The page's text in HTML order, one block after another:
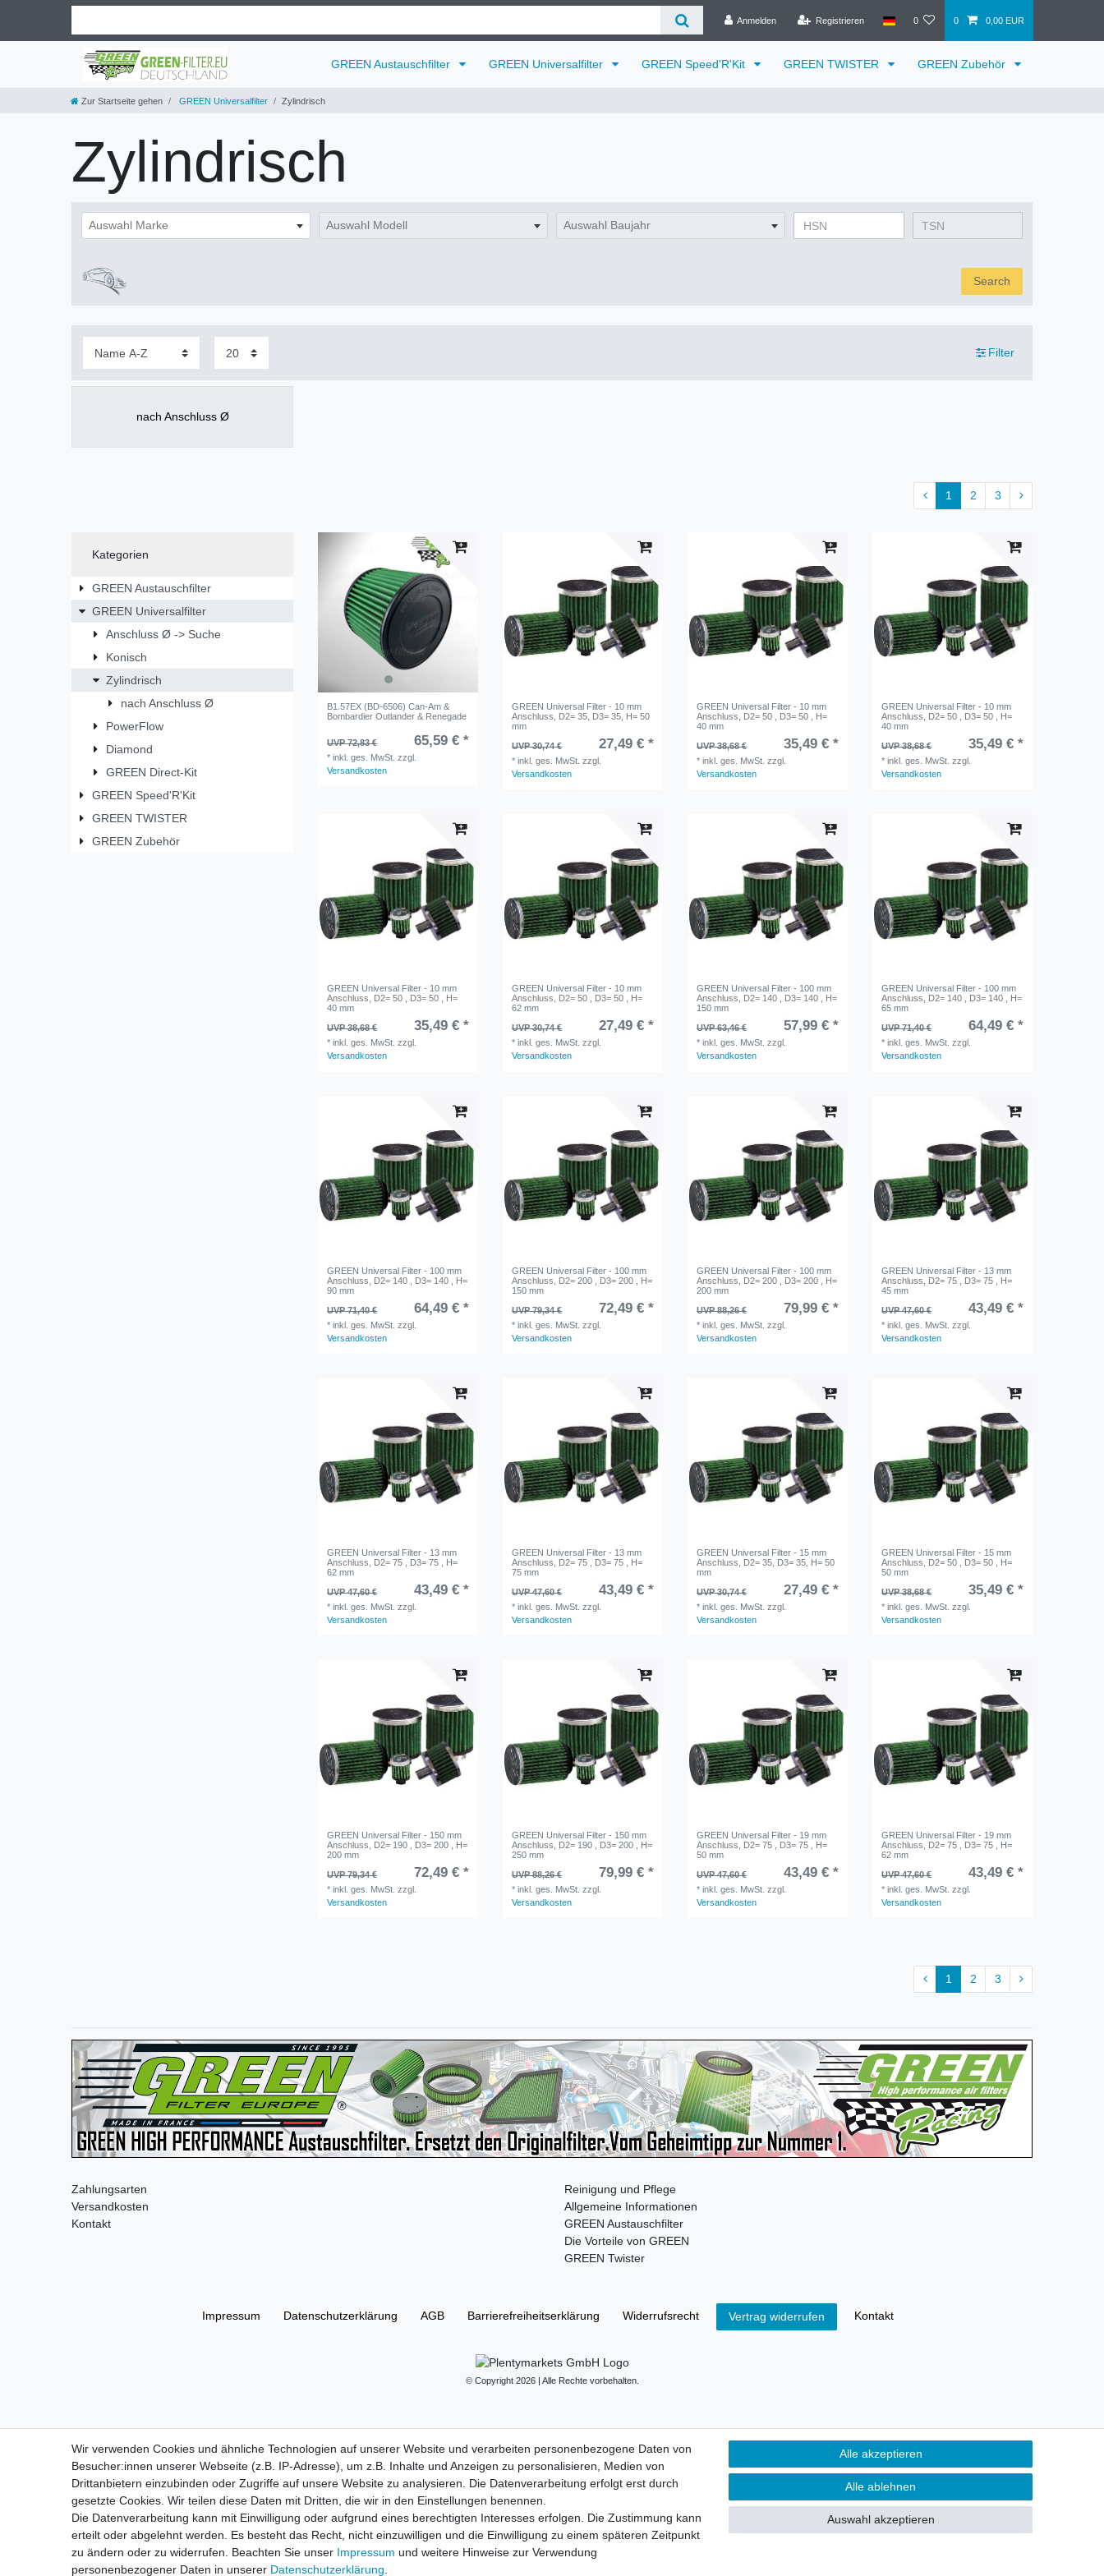
Anmelden Registrieren 0 0 0,00 EUR
GREEN Austauschfilter GREEN Universalfilter GREEN Speed'R'Kit GREEN TWISTER GREEN Zubehör
Zur Startseite gehen GREEN Universalfilter Zylindrisch
Zylindrisch
Auswahl Marke Auswahl Modell Auswahl Baujahr
Search
Filter
nach Anschluss Ø
1 2 3
Kategorien
GREEN Austauschfilter
GREEN Universalfilter
Anschluss Ø -> Suche
Konisch
Zylindrisch
nach Anschluss Ø
PowerFlow
Diamond
GREEN Direct-Kit
GREEN Speed'R'Kit
GREEN TWISTER
GREEN Zubehör
B1.57EX (BD-6506) Can-Am &
Bombardier Outlander & Renegade
UVP 72,83 € 65,59 € *
*inkl. ges. MwSt. zzgl.
Versandkosten
GREEN Universal Filter - 10 mm
Anschluss, D2= 35, D3= 35, H= 50
mm
UVP 30,74 €
27,49 € *
*inkl. ges. MwSt. zzgl.
Versandkosten
GREEN Universal Filter - 10 mm
Anschluss, D2= 50 , D3= 50 , H=
40 mm
UVP 38,68 €
35,49 € *
*inkl. ges. MwSt. zzgl.
Versandkosten
GREEN Universal Filter - 10 mm
Anschluss, D2= 50 , D3= 50 , H=
40 mm
UVP 38,68 €
35,49 € *
*inkl. ges. MwSt. zzgl.
Versandkosten
GREEN Universal Filter - 10 mm
Anschluss, D2= 50 , D3= 50 , H=
40 mm
UVP 38,68 €
35,49 € *
*inkl. ges. MwSt. zzgl.
Versandkosten
GREEN Universal Filter - 10 mm
Anschluss, D2= 50 , D3= 50 , H=
62 mm
UVP 30,74 €
27,49 € *
*inkl. ges. MwSt. zzgl.
Versandkosten
GREEN Universal Filter - 100 mm
Anschluss, D2= 140 , D3= 140 , H=
150 mm
UVP 63,46 €
57,99 € *
*inkl. ges. MwSt. zzgl.
Versandkosten
GREEN Universal Filter - 100 mm
Anschluss, D2= 140 , D3= 140 , H=
65 mm
UVP 71,40 €
64,49 € *
*inkl. ges. MwSt. zzgl.
Versandkosten
GREEN Universal Filter - 100 mm
Anschluss, D2= 140 , D3= 140 , H=
90 mm
UVP 71,40 €
64,49 € *
*inkl. ges. MwSt. zzgl.
Versandkosten
GREEN Universal Filter - 100 mm
Anschluss, D2= 200 , D3= 200 , H=
150 mm
UVP 79,34 €
72,49 € *
*inkl. ges. MwSt. zzgl.
Versandkosten
GREEN Universal Filter - 100 mm
Anschluss, D2= 200 , D3= 200 , H=
200 mm
UVP 88,26 €
79,99 € *
*inkl. ges. MwSt. zzgl.
Versandkosten
GREEN Universal Filter - 13 mm
Anschluss, D2= 75 , D3= 75 , H=
45 mm
UVP 47,60 €
43,49 € *
*inkl. ges. MwSt. zzgl.
Versandkosten
GREEN Universal Filter - 13 mm
Anschluss, D2= 75 , D3= 75 , H=
62 mm
UVP 47,60 €
43,49 € *
*inkl. ges. MwSt. zzgl.
Versandkosten
GREEN Universal Filter - 13 mm
Anschluss, D2= 75 , D3= 75 , H=
75 mm
UVP 47,60 €
43,49 € *
*inkl. ges. MwSt. zzgl.
Versandkosten
GREEN Universal Filter - 15 mm
Anschluss, D2= 35, D3= 35, H= 50
mm
UVP 30,74 €
27,49 € *
*inkl. ges. MwSt. zzgl.
Versandkosten
GREEN Universal Filter - 15 mm
Anschluss, D2= 50 , D3= 50 , H=
50 mm
UVP 38,68 €
35,49 € *
*inkl. ges. MwSt. zzgl.
Versandkosten
GREEN Universal Filter - 150 mm
Anschluss, D2= 190 , D3= 200 , H=
200 mm
UVP 79,34 €
72,49 € *
*inkl. ges. MwSt. zzgl.
Versandkosten
GREEN Universal Filter - 150 mm
Anschluss, D2= 190 , D3= 200 , H=
250 mm
UVP 88,26 €
79,99 € *
*inkl. ges. MwSt. zzgl.
Versandkosten
GREEN Universal Filter - 19 mm
Anschluss, D2= 75 , D3= 75 , H=
50 mm
UVP 47,60 €
43,49 € *
*inkl. ges. MwSt. zzgl.
Versandkosten
GREEN Universal Filter - 19 mm
Anschluss, D2= 75 , D3= 75 , H=
62 mm
UVP 47,60 €
43,49 € *
*inkl. ges. MwSt. zzgl.
Versandkosten
1 2 3
Zahlungsarten
Versandkosten
Kontakt
Reinigung und Pflege
Allgemeine Informationen
GREEN Austauschfilter
Die Vorteile von GREEN
GREEN Twister
Impressum Daten­schutz­erklärung AGB Barrierefreiheitserklärung Widerrufs­recht Vertrag widerrufen Kontakt
© Copyright 2026 | Alle Rechte vorbehalten.
Wir verwenden Cookies und ähnliche Technologien auf unserer Website und verarbeiten personenbezogene Daten von
Besucher:innen unserer Webseite (z.B. IP-Adresse), um z.B. Inhalte und Anzeigen zu personalisieren, Medien von
Drittanbietern einzubinden oder Zugriffe auf unsere Website zu analysieren. Die Datenverarbeitung erfolgt erst durch
gesetzte Cookies. Wir teilen diese Daten mit Dritten, die wir in den Einstellungen benennen.
Die Datenverarbeitung kann mit Einwilligung oder aufgrund eines berechtigten Interesses erfolgen. Die Zustimmung kann
erteilt oder abgelehnt werden. Es besteht das Recht, nicht einzuwilligen und die Einwilligung zu einem späteren Zeitpunkt
zu ändern oder zu widerrufen. Beachten Sie unser Impressum und weitere Hinweise zur Verwendung
personenbezogener Daten in unserer Daten­schutz­erklärung
Alle akzeptieren
Alle ablehnen
Auswahl akzeptieren